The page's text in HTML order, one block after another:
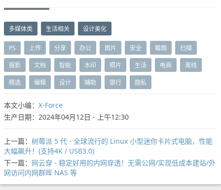
多媒体类 生活相关 设计美化
PS 上传 分享 办公 图片 安全 截图 扫描
摄影 文档 智能 水印 照片 生活 电商 离线
精选 编辑 设计 辅助 银行 隐私
本文小编： X-Force
生产日期：2024年04月12日 - 上午12:30
上一篇： 树莓派 5 代 - 全球流行的 Linux 小型迷你卡片式电脑，性能
大幅飙升！(支持4K / USB3.0)
下一篇： 网云穿 - 稳定好用的内网穿透！无需公网/实现低成本建站/外
网访问内网群晖 NAS 等